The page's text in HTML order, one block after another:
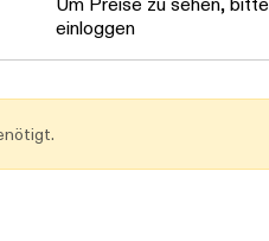
einloggen